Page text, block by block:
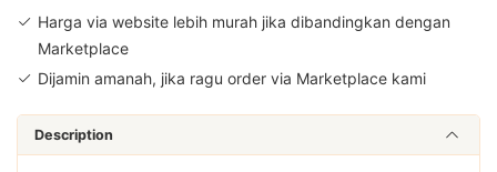
BANDAI
Harga via website lebih murah jika dibandingkan dengan
Marketplace
Dijamin amanah, jika ragu order via Marketplace kami
Description